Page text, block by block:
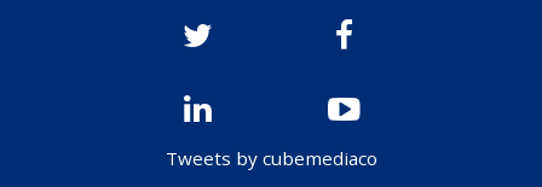
Tweets by cubemediaco